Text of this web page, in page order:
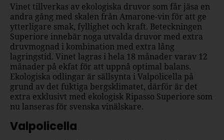
Vinet tillverkas av ekologiska druvor som får jäsa en
andra gång med skalen från Amarone-vin för att ge
ytterligare smak, fyllighet och kraft. Beteckningen
Superiore innebär noga utvalda druvor med extra
druvmognad i kombination med extra lång
lagringstid. Vinet lagras i hela 18 månader varav 12
månader på ekfat för att uppnå optimal balans.
Ekologiska odlingar är sällsynta i Valpolicella på
grund av det fuktiga bergsklimatet, därför är det
extra exklusivt med ekologisk Ripasso Superiore som
nu lanseras för svenska vinälskare.
Valpolicella